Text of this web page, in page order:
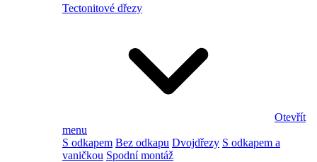
Tectonitové dřezy
Otevřít
menu
S odkapem Bez odkapu Dvojdřezy S odkapem a
vaničkou Spodní montáž